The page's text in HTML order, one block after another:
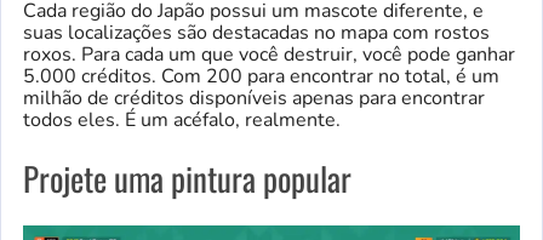
Cada região do Japão possui um mascote diferente, e
suas localizações são destacadas no mapa com rostos
roxos. Para cada um que você destruir, você pode ganhar
5.000 créditos. Com 200 para encontrar no total, é um
milhão de créditos disponíveis apenas para encontrar
todos eles. É um acéfalo, realmente.
Projete uma pintura popular